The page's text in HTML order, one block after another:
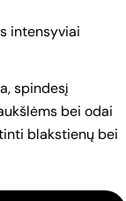
intensyviai
spindesį
bei odai
blakstienų bei